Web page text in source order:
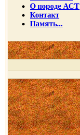
О породе АСТ
Контакт
Память...